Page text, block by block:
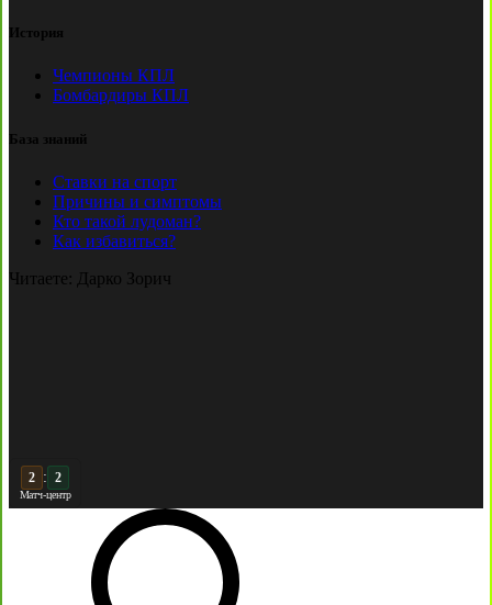
История
Чемпионы КПЛ
Бомбардиры КПЛ
База знаний
Ставки на спорт
Причины и симптомы
Кто такой лудоман?
Как избавиться?
Читаете: Дарко Зорич
: 2
Матч-центр